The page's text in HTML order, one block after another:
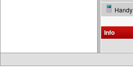
Handy
Info